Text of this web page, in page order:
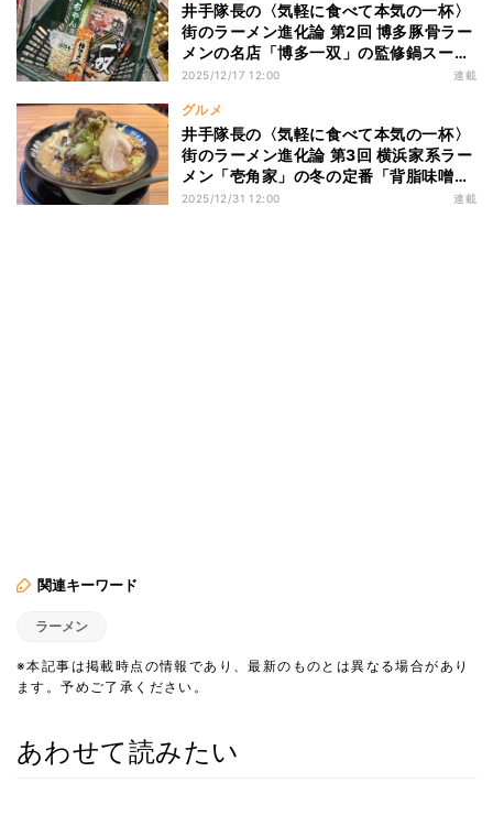
井手隊長の〈気軽に食べて本気の一杯〉
街のラーメン進化論 第2回 博多豚骨ラー
メンの名店「博多一双」の監修鍋スープ
はお店そのままの“泡立つ”豚骨スープだ
2025/12/17 12:00 連載
グルメ
井手隊長の〈気軽に食べて本気の一杯〉
街のラーメン進化論 第3回 横浜家系ラー
メン「壱角家」の冬の定番「背脂味噌壱
郎」が今年も大ヒット中！
2025/12/31 12:00 連載
関連キーワード
ラーメン
※本記事は掲載時点の情報であり、最新のものとは異なる場合があり
ます。予めご了承ください。
あわせて読みたい